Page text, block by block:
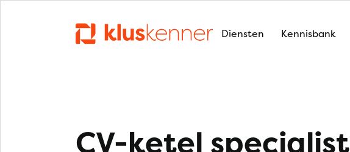
Diensten Kennisbank
CV-ketel specialist